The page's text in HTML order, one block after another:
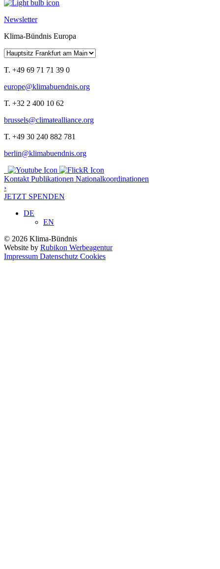
Newsletter
Klima-Bündnis Europa
T. +49 69 71 71 39 0
europe@klimabuendnis.org
T. +32 2 400 10 62
brussels@climatealliance.org
T. +49 30 240 882 781
berlin@klimabuendnis.org
Kontakt Publikationen Nationalkoordinationen
›
JETZT SPENDEN
DE
EN
© 2026 Klima-Bündnis
Website by Rubikon Werbeagentur
Impressum Datenschutz Cookies